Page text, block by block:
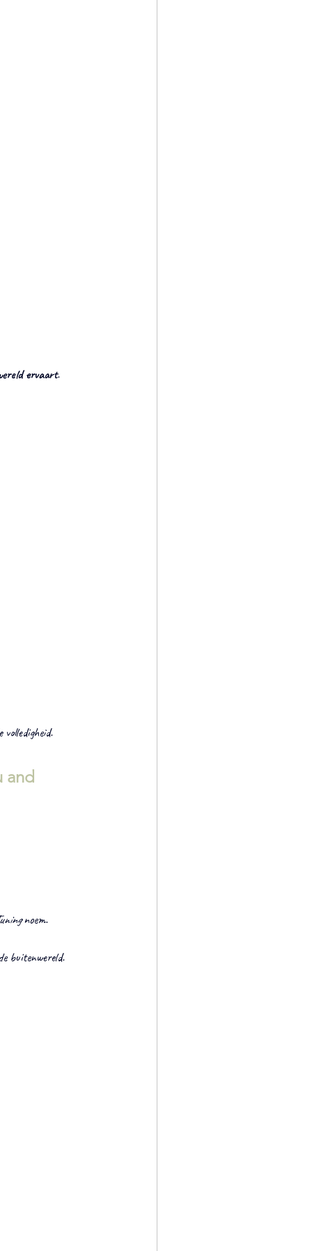
ervaart.
and
noem.
buitenwereld.